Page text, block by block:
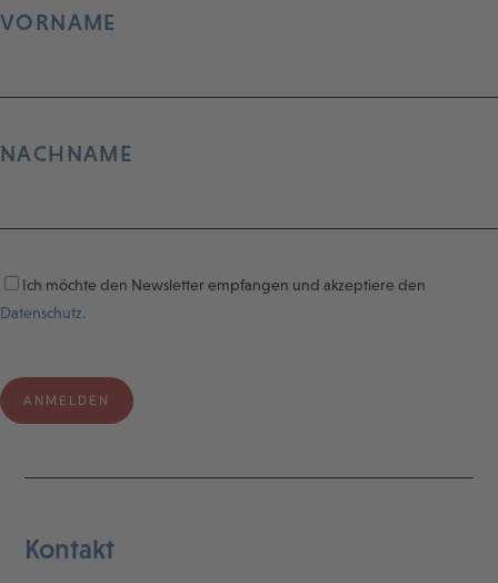
VORNAME
NACHNAME
Ich möchte den Newsletter empfangen und akzeptiere den
Datenschutz.
Kontakt